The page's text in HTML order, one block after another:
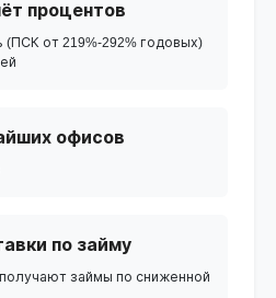
процентов
(ПСК от 219%-292% годовых)
офисов
по займу
займы по сниженной